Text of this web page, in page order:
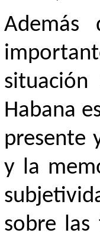
Además
Habana
presente
y la
sobre